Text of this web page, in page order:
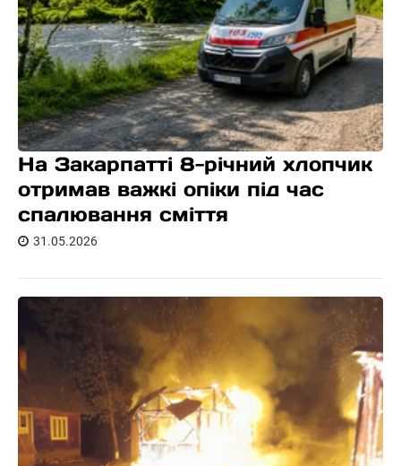
На Закарпатті 8-річний хлопчик
отримав важкі опіки під час
спалювання сміття
31.05.2026